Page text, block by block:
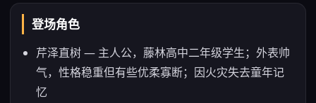
登场角色
芹泽直树 — 主人公，藤林高中二年级学生；外表帅
气，性格稳重但有些优柔寡断；因火灾失去童年记
忆